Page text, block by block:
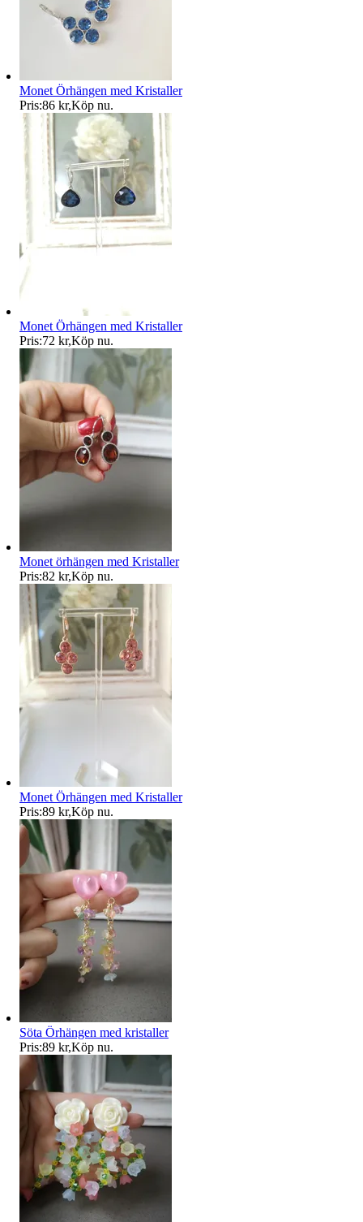
Monet Örhängen med Kristaller
Pris:86 kr,Köp nu.
Monet Örhängen med Kristaller
Pris:72 kr,Köp nu.
Monet örhängen med Kristaller
Pris:82 kr,Köp nu.
Monet Örhängen med Kristaller
Pris:89 kr,Köp nu.
Söta Örhängen med kristaller
Pris:89 kr,Köp nu.